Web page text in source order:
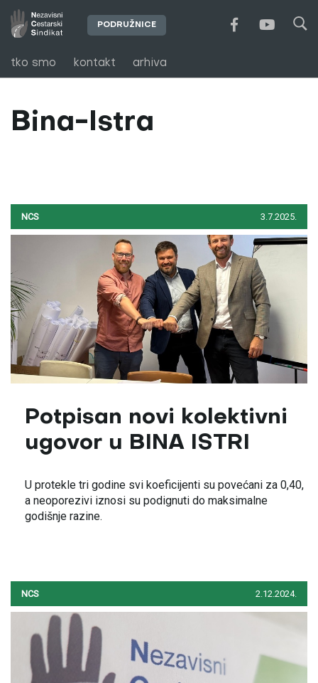
tko smo kontakt arhiva
PODRUŽNICE
Bina-Istra
NCS 3.7.2025.
Potpisan novi kolektivni
ugovor u BINA ISTRI
U protekle tri godine svi koeficijenti su povećani za 0,40,
a neoporezivi iznosi su podignuti do maksimalne
godišnje razine.
NCS 2.12.2024.